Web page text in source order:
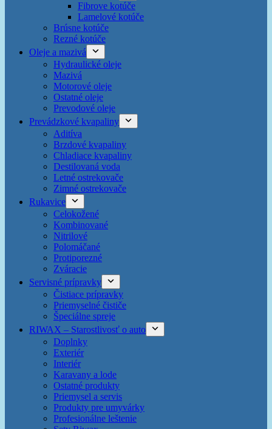
Fibrove kotúče
Lamelové kotúče
Brúsne kotúče
Rezné kotúče
Oleje a mazivá
Hydraulické oleje
Mazivá
Motorové oleje
Ostatné oleje
Prevodové oleje
Prevádzkové kvapaliny
Aditíva
Brzdové kvapaliny
Chladiace kvapaliny
Destilovaná voda
Letné ostrekovače
Zimné ostrekovače
Rukavice
Celokožené
Kombinované
Nitrilové
Polomáčané
Protiporezné
Zváracie
Servisné prípravky
Čistiace prípravky
Priemyselné čističe
Špeciálne spreje
RIWAX – Starostlivosť o auto
Doplnky
Exteriér
Interiér
Karavany a lode
Ostatné produkty
Priemysel a servis
Produkty pre umyvárky
Profesionálne leštenie